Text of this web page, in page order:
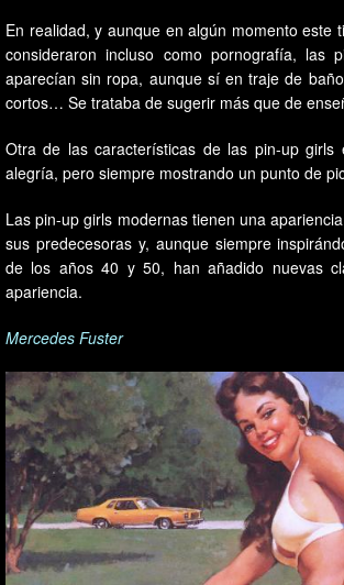
En realidad, y aunque en algún momento este
consideraron incluso como pornografía, las
aparecían sin ropa, aunque sí en traje de
cortos… Se trataba de sugerir más que de
Otra de las características de las pin-up girls
alegría, pero siempre mostrando un punto de
Las pin-up girls modernas tienen una
sus predecesoras y, aunque siempre
de los años 40 y 50, han añadido nuevas
apariencia.
Mercedes Fuster